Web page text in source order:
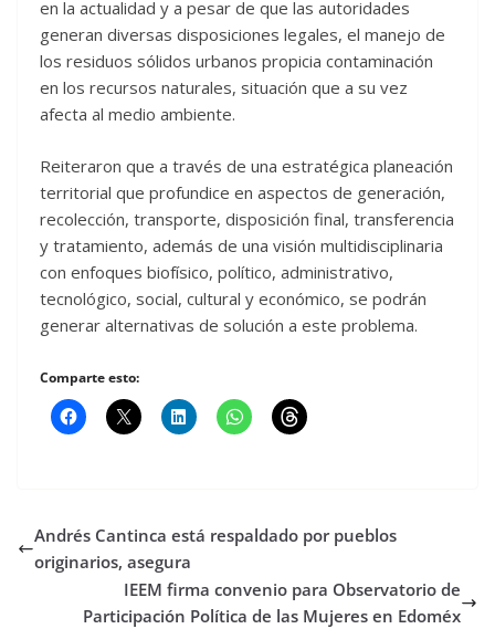
en la actualidad y a pesar de que las autoridades
generan diversas disposiciones legales, el manejo de
los residuos sólidos urbanos propicia contaminación
en los recursos naturales, situación que a su vez
afecta al medio ambiente.
Reiteraron que a través de una estratégica planeación
territorial que profundice en aspectos de generación,
recolección, transporte, disposición final, transferencia
y tratamiento, además de una visión multidisciplinaria
con enfoques biofísico, político, administrativo,
tecnológico, social, cultural y económico, se podrán
generar alternativas de solución a este problema.
Comparte esto:
Andrés Cantinca está respaldado por pueblos
originarios, asegura
IEEM firma convenio para Observatorio de
Participación Política de las Mujeres en Edoméx